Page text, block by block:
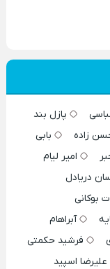
پازل بند
زاده
بابی
امیر لیام
دریادل
بوکانی
آبراهام
فرشید حکمتی
علیرضا اسپید